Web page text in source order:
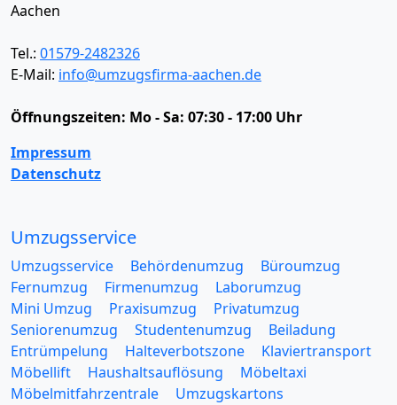
Aachen
Tel.: 01579-2482326
E-Mail: info@umzugsfirma-aachen.de
Öffnungszeiten: Mo - Sa: 07:30 - 17:00 Uhr
Impressum
Datenschutz
Umzugsservice
Umzugsservice Behördenumzug
Büroumzug
Fernumzug
Firmenumzug
Laborumzug
Mini Umzug
Praxisumzug
Privatumzug
Seniorenumzug
Studentenumzug
Beiladung
Entrümpelung
Halteverbotszone
Klaviertransport
Möbellift
Haushaltsauflösung
Möbeltaxi
Möbelmitfahrzentrale
Umzugskartons